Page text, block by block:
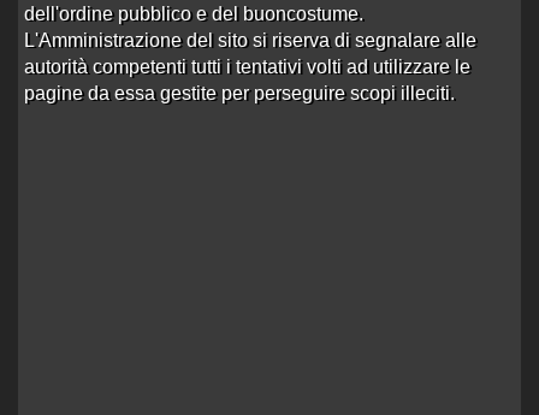
LAYLA - MONTEBELLUNA un must
Aperto dabisex73alle 12:49 del 02/09/13
1 risposta
5462 visite
Ultima rispostadaEnigmistainRe:LAYLA -
MONTEBELLUNA un…alle 00:07 del
03/09/13
dell'ordine pubblico e del buoncostume.
L'Amministrazione del sito si riserva di segnalare alle
autorità competenti tutti i tentativi volti ad utilizzare le
pagine da essa gestite per perseguire scopi illeciti.